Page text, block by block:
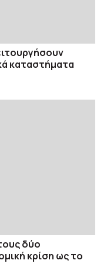
καταστήματα
δύο
κρίση ως το